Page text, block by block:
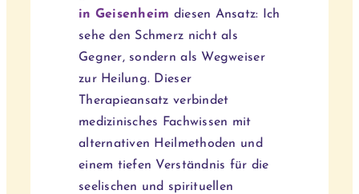
in Geisenheim diesen Ansatz: Ich
sehe den Schmerz nicht als
Gegner, sondern als Wegweiser
zur Heilung. Dieser
Therapieansatz verbindet
medizinisches Fachwissen mit
alternativen Heilmethoden und
einem tiefen Verständnis für die
seelischen und spirituellen